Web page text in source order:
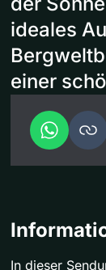
ideales
einer
In dieser